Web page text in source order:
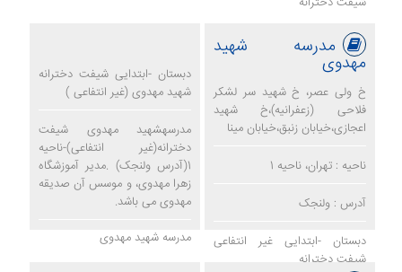
مدرسه شهید
مهدوی
خ ولی عصر، خ شهید سر لشکر
فلاحی (زعفرانیه)،خ شهید
اعجازی،خیابان زنبق،خیابان مینا
ناحیه : تهران، ناحیه 1
آدرس : ولنجک
دبستان -ابتدایی غیر انتفاعی
شیفت دخترانه
دبستان -ابتدایی شیفت دخترانه
شهید مهدوی (غیر انتفاعی )
مدرسهشهید مهدوی شیفت
دخترانه(غیر انتفاعی)-ناحیه
1(آدرس ولنجک) .مدیر آموزشگاه
زهرا مهدوی، و موسس آن صدیقه
مهدوی می باشد.
مدرسه شهید مهدوی